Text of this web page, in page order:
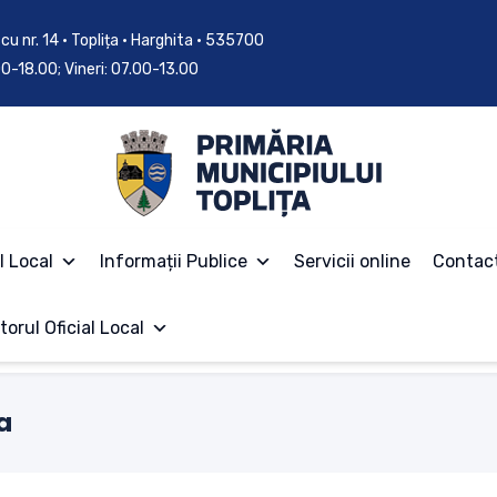
nr. 14 • Toplița • Harghita • 535700
18.00; Vineri: 07.00-13.00
Local Informații Publice Servicii online
Oficial Local